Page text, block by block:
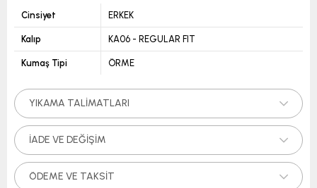
Cinsiyet ERKEK
Kalıp KA06 - REGULAR FIT
Kumaş Tipi ÖRME
YIKAMA TALIMATLARI
İADE VE DEĞIŞIM
ÖDEME VE TAKSIT